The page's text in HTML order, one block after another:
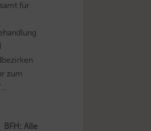
für
zum
BFH: Alle